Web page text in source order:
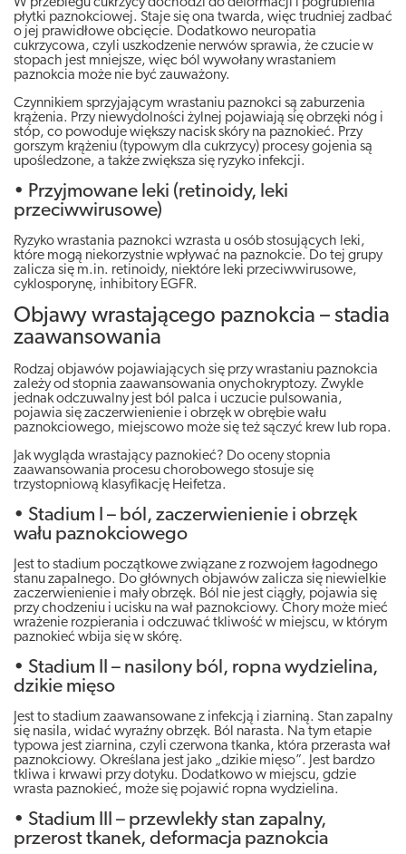
płytki paznokciowej. Staje się ona twarda, więc trudniej zadbać
o jej prawidłowe obcięcie. Dodatkowo neuropatia
cukrzycowa, czyli uszkodzenie nerwów sprawia, że czucie w
stopach jest mniejsze, więc ból wywołany wrastaniem
paznokcia może nie być zauważony.
Czynnikiem sprzyjającym wrastaniu paznokci są zaburzenia
krążenia. Przy niewydolności żylnej pojawiają się obrzęki nóg i
stóp, co powoduje większy nacisk skóry na paznokieć. Przy
gorszym krążeniu (typowym dla cukrzycy) procesy gojenia są
upośledzone, a także zwiększa się ryzyko infekcji.
• Przyjmowane leki (retinoidy, leki
przeciwwirusowe)
Ryzyko wrastania paznokci wzrasta u osób stosujących leki,
które mogą niekorzystnie wpływać na paznokcie. Do tej grupy
zalicza się m.in. retinoidy, niektóre leki przeciwwirusowe,
cyklosporynę, inhibitory EGFR.
Objawy wrastającego paznokcia – stadia
zaawansowania
Rodzaj objawów pojawiających się przy wrastaniu paznokcia
zależy od stopnia zaawansowania onychokryptozy. Zwykle
jednak odczuwalny jest ból palca i uczucie pulsowania,
pojawia się zaczerwienienie i obrzęk w obrębie wału
paznokciowego, miejscowo może się też sączyć krew lub ropa.
Jak wygląda wrastający paznokieć? Do oceny stopnia
zaawansowania procesu chorobowego stosuje się
trzystopniową klasyfikację Heifetza.
• Stadium I – ból, zaczerwienienie i obrzęk
wału paznokciowego
Jest to stadium początkowe związane z rozwojem łagodnego
stanu zapalnego. Do głównych objawów zalicza się niewielkie
zaczerwienienie i mały obrzęk. Ból nie jest ciągły, pojawia się
przy chodzeniu i ucisku na wał paznokciowy. Chory może mieć
wrażenie rozpierania i odczuwać tkliwość w miejscu, w którym
paznokieć wbija się w skórę.
• Stadium II – nasilony ból, ropna wydzielina,
dzikie mięso
Jest to stadium zaawansowane z infekcją i ziarniną. Stan zapalny
się nasila, widać wyraźny obrzęk. Ból narasta. Na tym etapie
typowa jest ziarnina, czyli czerwona tkanka, która przerasta wał
paznokciowy. Określana jest jako „dzikie mięso”. Jest bardzo
tkliwa i krwawi przy dotyku. Dodatkowo w miejscu, gdzie
wrasta paznokieć, może się pojawić ropna wydzielina.
• Stadium III – przewlekły stan zapalny,
przerost tkanek, deformacja paznokcia